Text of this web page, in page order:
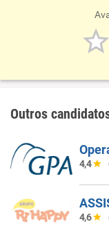
Outros
4,4
4,6